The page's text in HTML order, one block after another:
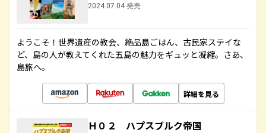
2024.07.04 発売
ようこそ！世界遺産の教会、絶品島ごはん、古民家ステイな
ど、島の人が教えてくれた五島の魅力をギュッと凝縮。さあ、
島旅へ。
詳細を見る
Ｈ０２ ハプスブルク帝国